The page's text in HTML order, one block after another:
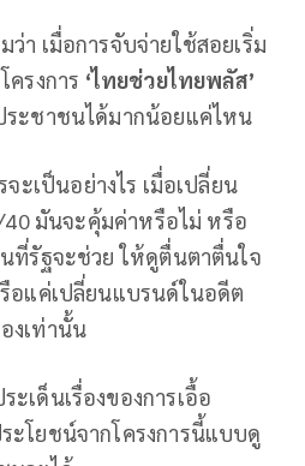
า เมื่อการจับจ่ายใช้สอยเริ่ม
รงการ ‘ไทยช่วยไทยพลัส’
ระชาชนได้มากน้อยแค่ไหน
จะเป็นอย่างไร เมื่อเปลี่ยน
มันจะคุ้มค่าหรือไม่ หรือ
นที่รัฐจะช่วย ให้ดูตื่นตาตื่นใจ
อแค่เปลี่ยนแบรนด์ในอดีต
งเท่านั้น
เด็นเรื่องของการเอื้อ
ะโยชน์จากโครงการนี้แบบดู